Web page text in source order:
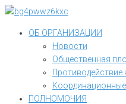
Перейти
контентуОБ ОРГАНИЗАЦИИ
Новости
Общественная
Противодействие
ПОЛНОМОЧИЯ